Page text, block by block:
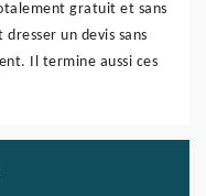
gratuit et sans
un devis sans
Il termine aussi ces